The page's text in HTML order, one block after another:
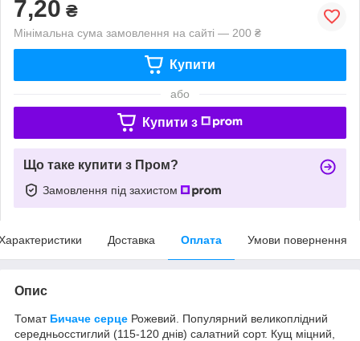
7,20 ₴
Мінімальна сума замовлення на сайті — 200 ₴
Купити
або
Купити з
Що таке купити з Пром?
Замовлення під захистом
Доставка Оплата Умови повернення
Опис
Томат Бичаче серце Рожевий. Популярний великоплідний
середньосстиглий (115-120 днів) салатний сорт. Кущ міцний,